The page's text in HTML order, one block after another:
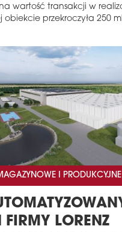
wartość transakcji w
obiekcie przekroczyła 250
I PRODUKCYJNE
LORENZ